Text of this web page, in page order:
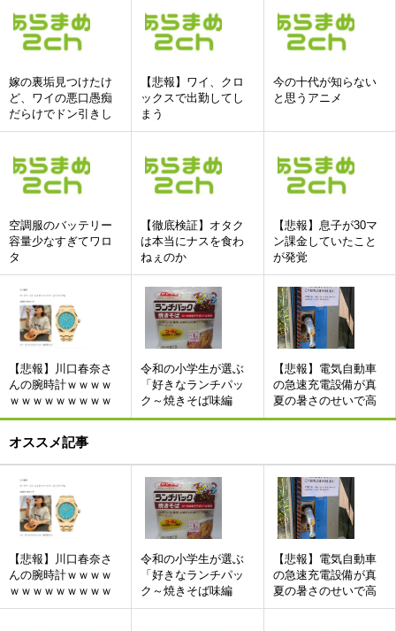
嫁の裏垢見つけたけ
ど、ワイの悪口愚痴
だらけでドン引きし
た
【悲報】ワイ、クロ
ックスで出勤してし
まう
今の十代が知らない
と思うアニメ
空調服のバッテリー
容量少なすぎてワロ
タ
【徹底検証】オタク
は本当にナスを食わ
ねぇのか
【悲報】息子が30マ
ン課金していたこと
が発覚
【悲報】川口春奈さ
んの腕時計ｗｗｗｗ
ｗｗｗｗｗｗｗｗｗ
令和の小学生が選ぶ
「好きなランチパッ
ク～焼きそば味編
～」ランキング
【悲報】電気自動車
の急速充電設備が真
夏の暑さのせいで高
温異常のエラーが出
w
オススメ記事
【悲報】川口春奈さ
んの腕時計ｗｗｗｗ
ｗｗｗｗｗｗｗｗｗ
令和の小学生が選ぶ
「好きなランチパッ
ク～焼きそば味編
～」ランキング
【悲報】電気自動車
の急速充電設備が真
夏の暑さのせいで高
温異常のエラーが出